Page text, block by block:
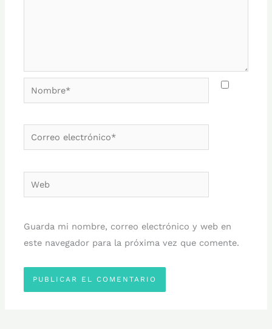
Nombre*
Correo
electrónico*
Web
Guarda mi nombre, correo electrónico y web en
este navegador para la próxima vez que comente.